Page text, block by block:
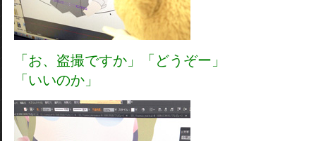
「お、盗撮ですか」「どうぞー」
「いいのか」